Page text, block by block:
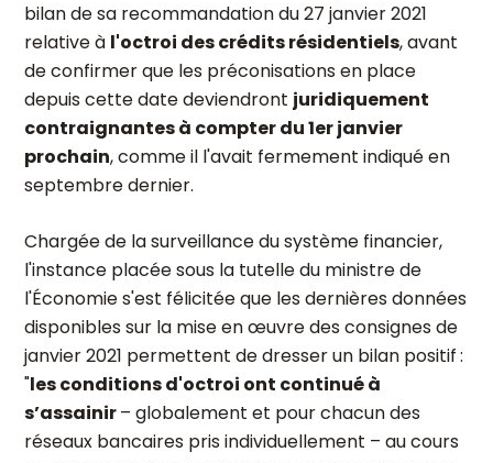
bilan de sa recommandation du 27 janvier 2021
relative à l'octroi des crédits résidentiels, avant
de confirmer que les préconisations en place
depuis cette date deviendront juridiquement
contraignantes à compter du 1er janvier
prochain, comme il l'avait fermement indiqué en
septembre dernier.
Chargée de la surveillance du système financier,
l'instance placée sous la tutelle du ministre de
l'Économie s'est félicitée que les dernières données
disponibles sur la mise en œuvre des consignes de
janvier 2021 permettent de dresser un bilan positif:
"les conditions d'octroi ont continué à
s’assainir– globalement et pour chacun des
réseaux bancaires pris individuellement – au cours